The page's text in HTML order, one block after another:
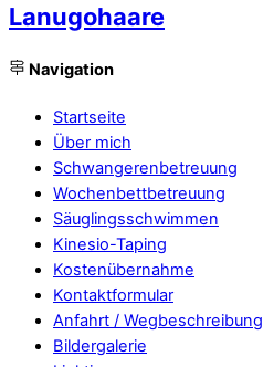
Lanugohaare
Navigation
Startseite
Über mich
Schwangerenbetreuung
Wochenbettbetreuung
Säuglingsschwimmen
Kinesio-Taping
Kostenübernahme
Kontaktformular
Anfahrt / Wegbeschreibung
Bildergalerie